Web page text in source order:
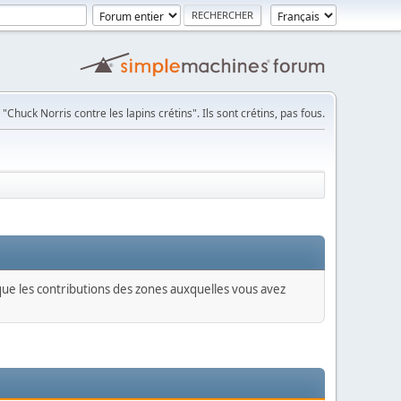
Norris contre les lapins crétins". Ils sont crétins, pas fous.
les contributions des zones auxquelles vous avez